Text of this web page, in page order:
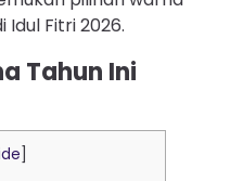
Fitri 2026.
Tahun Ini